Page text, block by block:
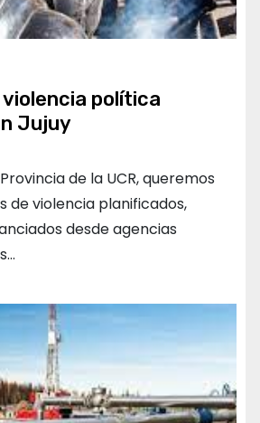
violencia política
Jujuy
de la UCR, queremos
de violencia planificados,
desde agencias